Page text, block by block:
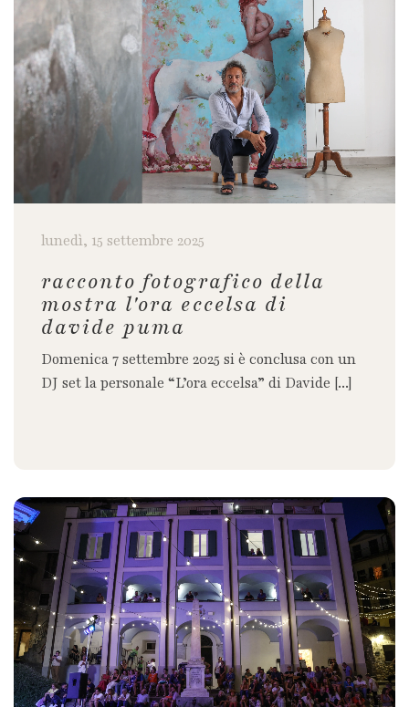
lunedì, 15 settembre 2025
racconto fotografico della
mostra l'ora eccelsa di
davide puma
Domenica 7 settembre 2025 si è conclusa con un
DJ set la personale “L’ora eccelsa” di Davide [...]